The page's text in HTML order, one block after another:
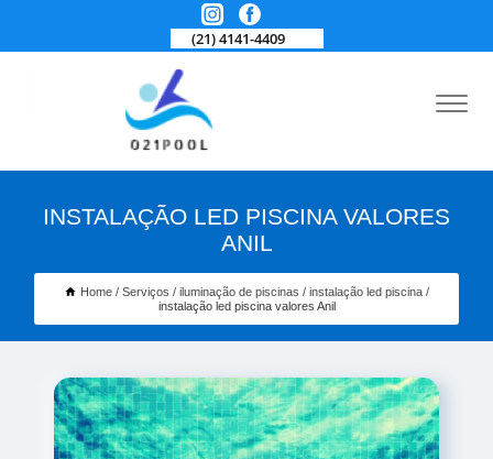
(21) 4141-4409
INSTALAÇÃO LED PISCINA VALORES
ANIL
Home Serviços iluminação de piscinas
instalação led piscina
instalação led piscina valores Anil